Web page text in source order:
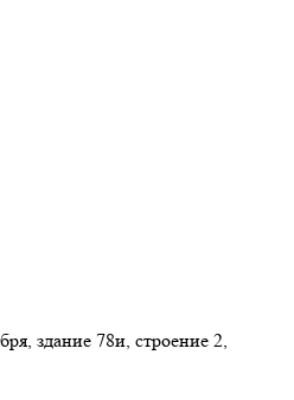
здание 78и, строение 2,